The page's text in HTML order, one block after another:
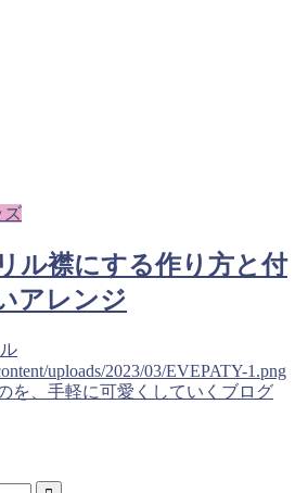
ズ
ル襟にする作り方と付
アレンジ
uploads/2023/03/EVEPATY-1.png
を、手軽に可愛くしていくブログ